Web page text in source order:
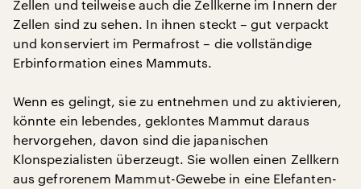
Zellen und teilweise auch die Zellkerne im Innern der
Zellen sind zu sehen. In ihnen steckt – gut verpackt
und konserviert im Permafrost – die vollständige
Erbinformation eines Mammuts.
Wenn es gelingt, sie zu entnehmen und zu aktivieren,
könnte ein lebendes, geklontes Mammut daraus
hervorgehen, davon sind die japanischen
Klonspezialisten überzeugt. Sie wollen einen Zellkern
aus gefrorenem Mammut-Gewebe in eine Elefanten-